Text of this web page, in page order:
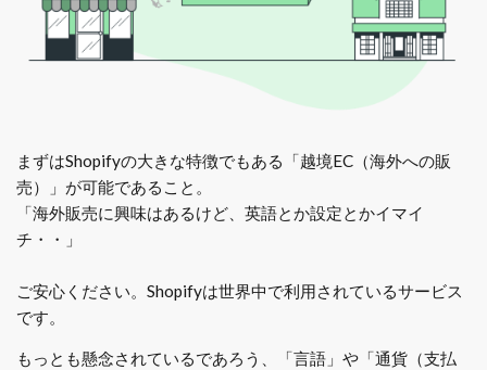
まずはShopifyの大きな特徴でもある「越境EC（海外への販
売）」が可能であること。
「海外販売に興味はあるけど、英語とか設定とかイマイ
チ・・」
ご安心ください。Shopifyは世界中で利用されているサービス
です。
もっとも懸念されているであろう、「言語」や「通貨（支払